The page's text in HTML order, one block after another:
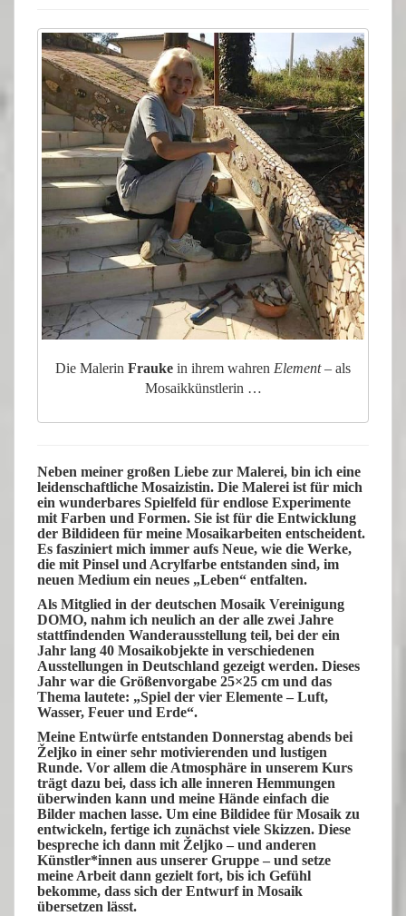
Die Malerin Frauke in ihrem wahren Element – als
Mosaikkünstlerin …
Neben meiner großen Liebe zur Malerei, bin ich eine
leidenschaftliche Mosaizistin. Die Malerei ist für mich
ein wunderbares Spielfeld für endlose Experimente
mit Farben und Formen. Sie ist für die Entwicklung
der Bildideen für meine Mosaikarbeiten entscheident.
Es fasziniert mich immer aufs Neue, wie die Werke,
die mit Pinsel und Acrylfarbe entstanden sind, im
neuen Medium ein neues „Leben“ entfalten.
Als Mitglied in der deutschen Mosaik Vereinigung
DOMO, nahm ich neulich an der alle zwei Jahre
stattfindenden Wanderausstellung teil, bei der ein
Jahr lang 40 Mosaikobjekte in verschiedenen
Ausstellungen in Deutschland gezeigt werden. Dieses
Jahr war die Größenvorgabe 25×25 cm und das
Thema lautete: „Spiel der vier Elemente – Luft,
Wasser, Feuer und Erde“.
Meine Entwürfe entstanden Donnerstag abends bei
Željko in einer sehr motivierenden und lustigen
Runde. Vor allem die Atmosphäre in unserem Kurs
trägt dazu bei, dass ich alle inneren Hemmungen
überwinden kann und meine Hände einfach die
Bilder machen lasse. Um eine Bildidee für Mosaik zu
entwickeln, fertige ich zunächst viele Skizzen. Diese
bespreche ich dann mit Željko – und anderen
Künstler*innen aus unserer Gruppe – und setze
meine Arbeit dann gezielt fort, bis ich Gefühl
bekomme, dass sich der Entwurf in Mosaik
übersetzen lässt.